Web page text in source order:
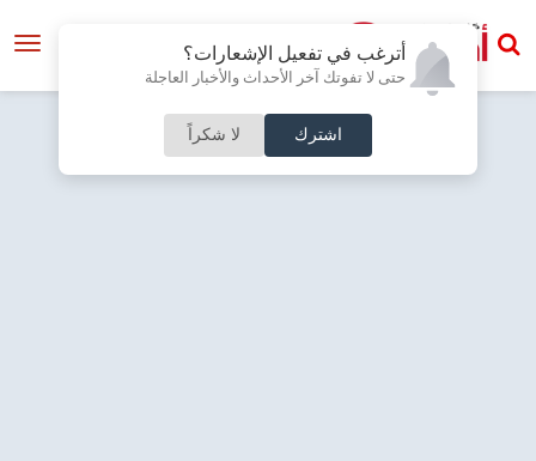
أترغب في تفعيل الإشعارات؟
حتى لا تفوتك آخر الأحداث والأخبار العاجلة
اشترك لا شكراً